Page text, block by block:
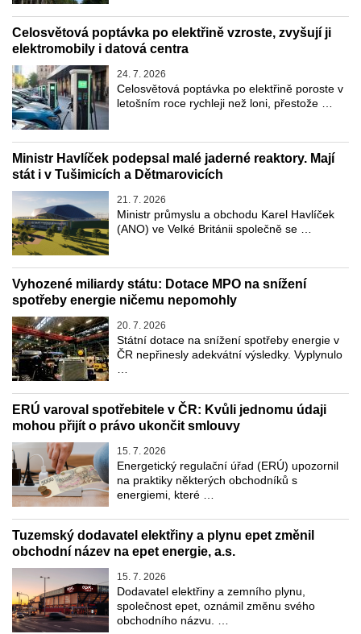
Celosvětová poptávka po elektřině vzroste, zvyšují ji
elektromobily i datová centra
24. 7. 2026
Celosvětová poptávka po elektřině poroste v
letošním roce rychleji než loni, přestože …
Ministr Havlíček podepsal malé jaderné reaktory. Mají
stát i v Tušimicích a Dětmarovicích
21. 7. 2026
Ministr průmyslu a obchodu Karel Havlíček
(ANO) ve Velké Británii společně se …
Vyhozené miliardy státu: Dotace MPO na snížení
spotřeby energie ničemu nepomohly
20. 7. 2026
Státní dotace na snížení spotřeby energie v
ČR nepřinesly adekvátní výsledky. Vyplynulo
…
ERÚ varoval spotřebitele v ČR: Kvůli jednomu údaji
mohou přijít o právo ukončit smlouvy
15. 7. 2026
Energetický regulační úřad (ERÚ) upozornil
na praktiky některých obchodníků s
energiemi, které …
Tuzemský dodavatel elektřiny a plynu epet změnil
obchodní název na epet energie, a.s.
15. 7. 2026
Dodavatel elektřiny a zemního plynu,
společnost epet, oznámil změnu svého
obchodního názvu. …